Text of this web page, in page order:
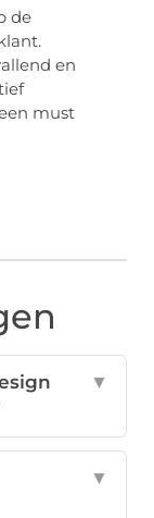
de
en
must
▼
▼